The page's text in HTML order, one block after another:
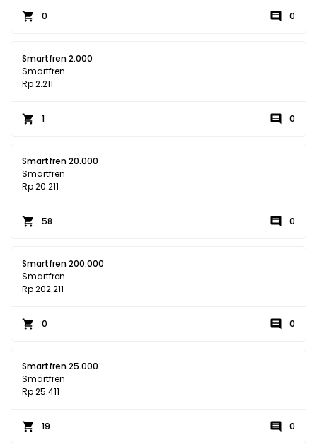
0 0
Smartfren 2.000
Smartfren
Rp 2.211
1 0
Smartfren 20.000
Smartfren
Rp 20.211
58 0
Smartfren 200.000
Smartfren
Rp 202.211
0 0
Smartfren 25.000
Smartfren
Rp 25.411
19 0